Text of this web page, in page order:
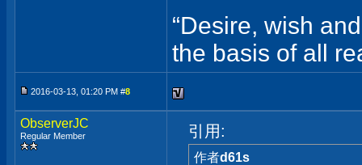
“Desire, wish
the basis of all
2016-03-13, 01:20 PM #8
ObserverJC
Regular Member 引用:
作者d61s